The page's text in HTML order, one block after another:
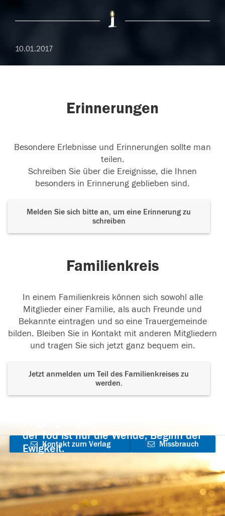
10.01.2017
Erinnerungen
Besondere Erlebnisse und Erinnerungen sollte man
teilen.
Schreiben Sie über die Ereignisse, die Ihnen
besonders in Erinnerung geblieben sind.
Melden Sie sich bitte an, um eine Erinnerung zu
schreiben
Familienkreis
In einem Familienkreis können sich sowohl alle
Mitglieder einer Familie, als auch Freunde und
Bekannte eintragen und so eine Trauergemeinde
bilden. Bleiben Sie in Kontakt mit anderen Mitgliedern
und tragen Sie sich jetzt ganz bequem ein.
Jetzt anmelden um Teil des Familienkreises zu
werden.
der Tod ist nur die Wende, Beginn der
Ewigkeit.
Kontakt zum Verlag
aufnehmen
Missbrauch